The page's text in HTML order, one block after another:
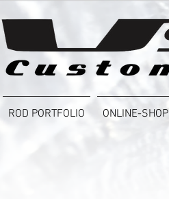
ROD PORTFOLIO ONLINE-SHOP